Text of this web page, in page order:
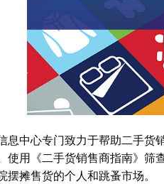
息中心专门致力于帮助二手货
使用《二手货销售商指南》筛
摆摊售货的个人和跳蚤市场。